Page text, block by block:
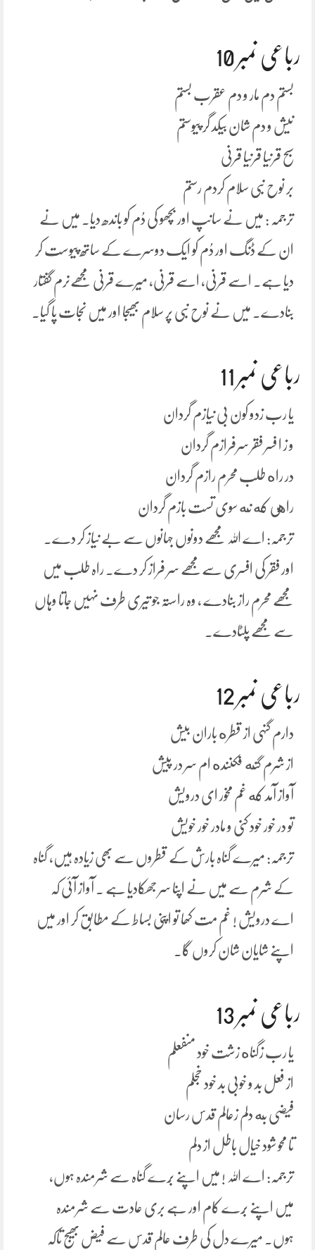
رباعی نمبر 10
بستم دم مار و دم عقرب بستم
نیش و دم شان بیکد گر پیوستم
سبح قرنیا قرنیا قرنی
بر نوح نبی سلام کردم رستم
ترجمہ : میں نے سانپ اور بچھو کی دُم کو باندھ دیا۔ میں نے
ان کے ڈنگ اور دُم کو ایک دوسرے کے ساتھ پیوست کر
دیا ہے۔ اسے قرنی، اسے قرنی، میرے قرنی مجھےنرم گفتار
بنادے۔ میں نے نوح نبی پر سلام بھیجا اور میں نجات پا گیا۔
رباعی نمبر 11
یا رب زدو کون بی نیازم گردان
و ز ا فسر فقر سرفرازم گردان
در راه طلب محرم رازم گردان
راهی که نه سوی تست بازم گردان
ترجمہ: اے اللہ مجھے دونوں جہانوں سے بے نیاز کر دے۔
اور فقر کی افسری سےمجھے سر فراز کر دے۔ راہ طلب میں
مجھے محرم راز بنادے ، وہ راستہ جو تیری طرف نہیں جاتا وہاں
سے مجھے پلٹادے۔
رباعی نمبر 12
دارم گنہی از قطره باران بیش
از شرم گنه فکننده ام سر در پیش
آواز آمد که غم مخور ای درویش
تو در خور خود کنی و مادر خور خویش
ترجمہ: میرے گناہ بارش کے قطروں سے بھی زیادہ ہیں، گناہ
کے شرم سے میں نے اپنا سر جھکادیا ہے ۔ آواز آئی کہ
اے درویش ! غم مت کھا تو اپنی بساط کے مطابق کر اور میں
اپنے شایان شان کروں گا۔
رباعی نمبر 13
یا رب زگناه زشت خود منفعلم
از فعل بد و خوبی بد خود خجلم
فیضی به دلم زعالم قدس رسان
تا محو شود خیال باطل از دلم
ترجمہ: اے اللہ ! میں اپنے بُرے گناہ سے شرمندہ ہوں،
میں اپنے بُرے کام اور ہے بری عادت سے شرمندہ
ہوں۔ میرے دل کی طرف عالم قدس سے فیض بھیج تاکہ